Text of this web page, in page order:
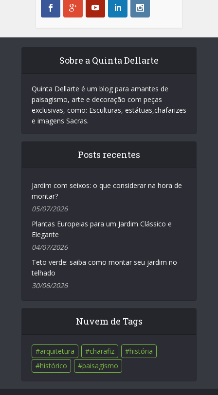
Sobre a Quinta Dellarte
Quinta Dellarte é um blog para amantes de
paisagismo, arte e decoração com peças
exclusivas, como: Esculturas, estátuas,chafarizes
e imagens Sacras.
Posts recentes
Jardim com seixos: o que considerar na hora de
montar?
05/07/2026
Plantas Europeias para um Jardim Clássico e
Elegante
04/07/2026
Teto verde: saiba como montar seu jardim no
telhado
30/06/2026
Nuvem de Tags
arquitetura charafiz
história
histórico
paisagismo